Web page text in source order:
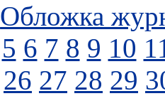
Обложка
5 6 7 8 9 10
26 27 28 29